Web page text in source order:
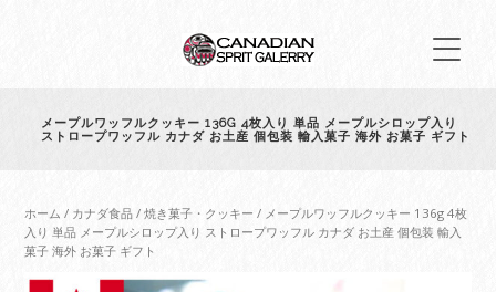
メープルワッフルクッキー 136G 4枚入り 単品 メープルシロップ入り
ストロープワッフル カナダ お土産 個包装 輸入菓子 海外 お菓子 ギフト
ホーム / カナダ食品 /焼き菓子・クッキー / メープルワッフルクッキー 136g 4枚
入り 単品 メープルシロップ入り ストロープワッフル カナダ お土産 個包装 輸入
菓子 海外 お菓子 ギフト